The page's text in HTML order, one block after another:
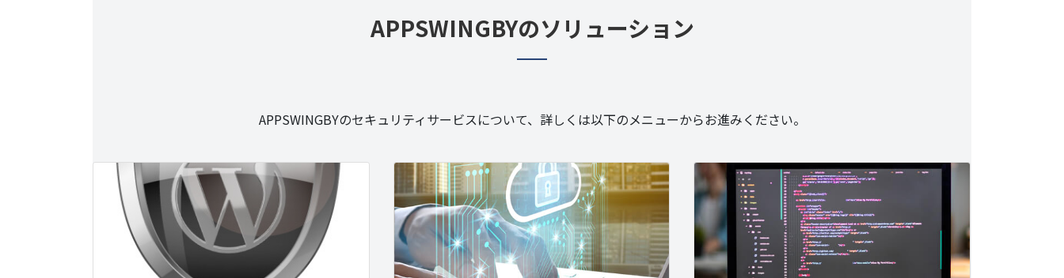
APPSWINGBYのソリューション
APPSWINGBYのセキュリティサービスについて、詳しくは以下のメニューからお進みください。